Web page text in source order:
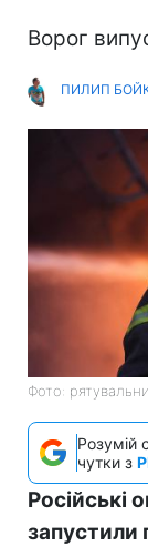
Ворог
ПИЛИП
Фото:
Розумій
чутки з
Російські
запустили